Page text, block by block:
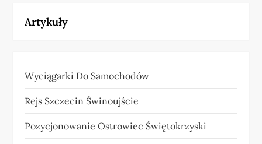
Artykuły
Wyciągarki Do Samochodów
Rejs Szczecin Świnoujście
Pozycjonowanie Ostrowiec Świętokrzyski